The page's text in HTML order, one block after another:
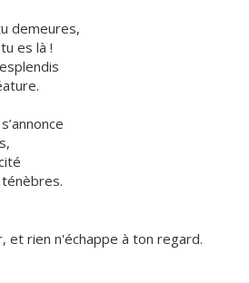
demeures,
es là !
et rien n'échappe à ton regard.